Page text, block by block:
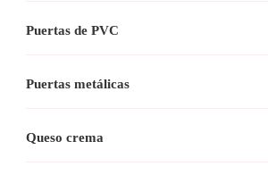
Puertas de PVC
Puertas metálicas
Queso crema